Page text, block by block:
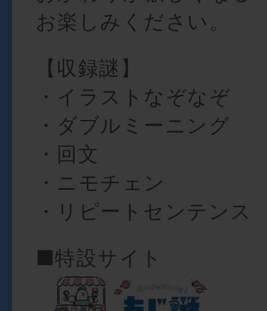
お楽しみください。
【収録謎】
・イラストなぞなぞ
・ダブルミーニング
・回文
・ニモチェン
・リピートセンテンス
■特設サイト